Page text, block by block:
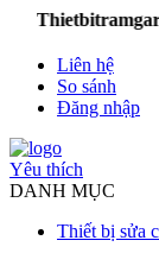
Liên hệ
So sánh
Đăng nhập
Yêu thích
DANH MỤC
Thiết bị sửa